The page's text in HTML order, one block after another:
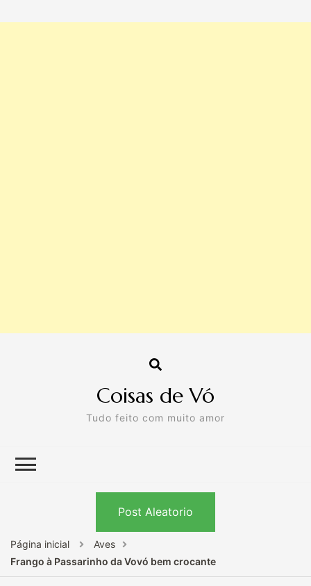
Coisas de Vó
Tudo feito com muito amor
Post Aleatorio
Página inicial
Aves
Frango à Passarinho da Vovó bem crocante